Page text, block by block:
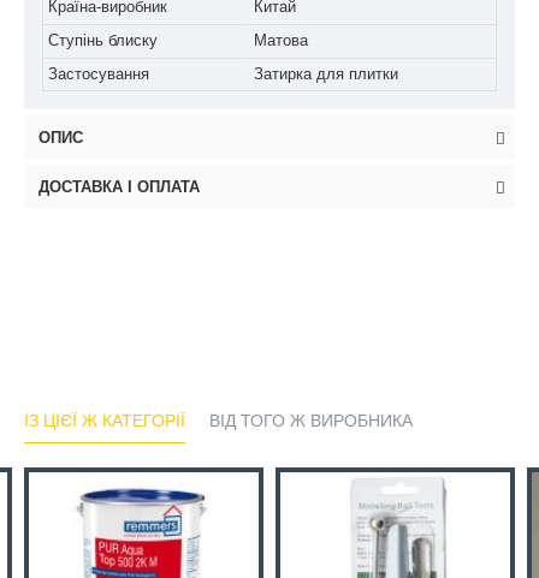
Країна-виробник
Китай
Ступінь блиску
Матова
Застосування
Затирка для плитки
ОПИС
ДОСТАВКА І ОПЛАТА
ІЗ ЦІЄЇ Ж КАТЕГОРІЇ ВІД ТОГО Ж ВИРОБНИКА